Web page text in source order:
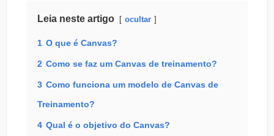
Leia neste artigo ocultar
1 O que é Canvas?
2 Como se faz um Canvas de treinamento?
3 Como funciona um modelo de Canvas de
Treinamento?
4 Qual é o objetivo do Canvas?